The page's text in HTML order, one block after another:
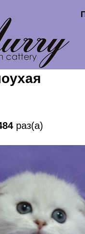
раз(а)